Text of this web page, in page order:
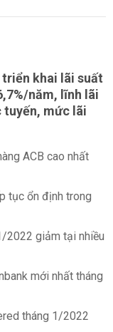
triển khai lãi suất
năm, lĩnh lãi
mức lãi
ACB cao nhất
tục ổn định trong
2022 giảm tại nhiều
mới nhất tháng
tháng 1/2022